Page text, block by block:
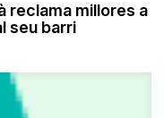
reclama millores a
seu barri